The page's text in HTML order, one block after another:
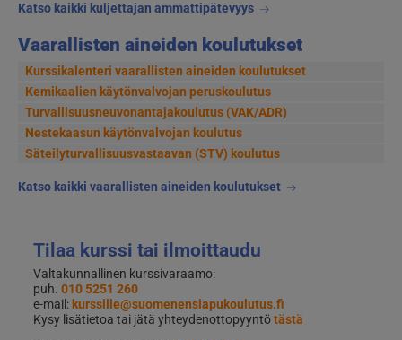
Katso kaikki kuljettajan ammattipätevyys
Vaarallisten aineiden koulutukset
Kurssikalenteri vaarallisten aineiden koulutukset
Kemikaalien käytönvalvojan peruskoulutus
Turvallisuusneuvonantajakoulutus (VAK/ADR)
Nestekaasun käytönvalvojan koulutus
Säteilyturvallisuusvastaavan (STV) koulutus
Katso kaikki vaarallisten aineiden koulutukset
Tilaa kurssi tai ilmoittaudu
Valtakunnallinen kurssivaraamo:
puh. 010 5251 260
e-mail: kurssille@suomenensiapukoulutus.fi
Kysy lisätietoa tai jätä yhteydenottopyyntötästä